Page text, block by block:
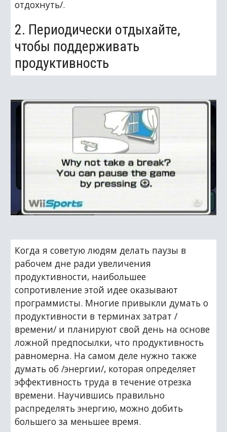
отдохнуть/.
2. Периодически отдыхайте,
чтобы поддерживать
продуктивность
Когда я советую людям делать паузы в
рабочем дне ради увеличения
продуктивности, наибольшее
сопротивление этой идее оказывают
программисты. Многие привыкли думать о
продуктивности в терминах затрат /
времени/ и планируют свой день на основе
ложной предпосылки, что продуктивность
равномерна. На самом деле нужно также
думать об /энергии/, которая определяет
эффективность труда в течение отрезка
времени. Научившись правильно
распределять энергию, можно добить
большего за меньшее время.